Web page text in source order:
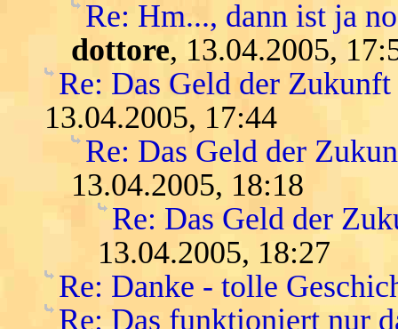
Re: Hm..., dann ist ja
dottore, 13.04.2005,
Re: Das Geld der
13.04.2005, 17:44
Re: Das Geld der
13.04.2005, 18:18
Re: Das Geld der
13.04.2005, 18:27
Re: Danke - tolle
Re: Das funktioniert nur